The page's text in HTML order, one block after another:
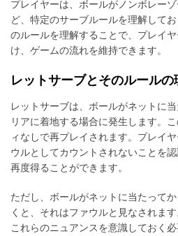
プレイヤーは、ボールがノンボレー
ど、特定のサーブルールを理解して
のルールを理解することで、プレイ
け、ゲームの流れを維持できます。
レットサーブとそのルールの
レットサーブは、ボールがネットに
リアに着地する場合に発生します。
ィなしで再プレイされます。プレイ
ウルとしてカウントされないことを
再度得ることができます。
ただし、ボールがネットに当たって
くと、それはファウルと見なされま
これらのニュアンスを意識しておく